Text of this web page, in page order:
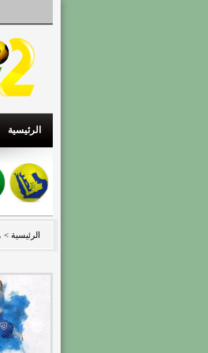
الرئيسية
الرئيسية >